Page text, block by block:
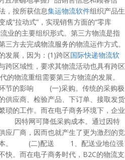
，按所获信息集运物流软件组织产品生
“拉动式”，实现销售方面的“零库
的主要组织形式。第三方物流是指
方去完成物流服务的物流运作方式。
发展，因为：(1)跨区国际快递物流软
跨区域性，要求其物流活动也具有跨区
的物流重组需要第三方物流的发展。
节的影响 (一)采购。传统的采购极
供应商、检验产品、下订单、接取发货
琐的工作。而在电子商务环境下，企业
因特网可降低采购成本。通过因特
应厂商，因而也就产生了更为激烈的竞
成本。 (二)配送 1、配送业地位强
快。而在电子商务时代，B2C的物流支